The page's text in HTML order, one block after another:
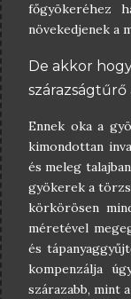
főgyökeréhez
növekedjenek a
De akkor
szárazságtűrő
Ennek oka a
kimondottan
és meleg
gyökerek a
körkörösen
méretével
és
kompenzálja
szárazabb, mint